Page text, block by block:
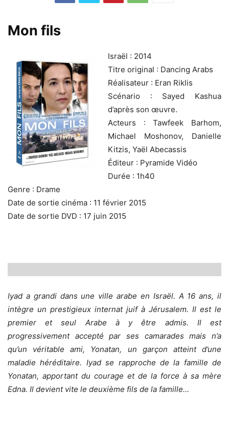
Mon fils
Israël : 2014
Titre original : Dancing Arabs
Réalisateur : Eran Riklis
Scénario : Sayed Kashua
d’après son œuvre.
Acteurs : Tawfeek Barhom,
Michael Moshonov, Danielle
Kitzis, Yaël Abecassis
Éditeur : Pyramide Vidéo
Durée : 1h40
Genre : Drame
Date de sortie cinéma : 11 février 2015
Date de sortie DVD : 17 juin 2015
Iyad a grandi dans une ville arabe en Israël. A 16 ans, il
intègre un prestigieux internat juif à Jérusalem. Il est le
premier et seul Arabe à y être admis. Il est
progressivement accepté par ses camarades mais n’a
qu’un véritable ami, Yonatan, un garçon atteint d’une
maladie héréditaire. Iyad se rapproche de la famille de
Yonatan, apportant du courage et de la force à sa mère
Edna. Il devient vite le deuxième fils de la famille…